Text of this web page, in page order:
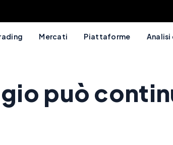
Mercati Piattaforme
può